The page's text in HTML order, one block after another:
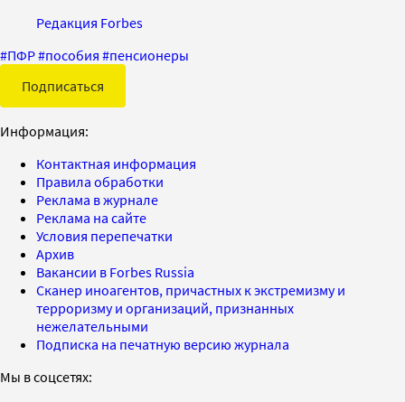
Редакция Forbes
#ПФР#пособия #пенсионеры
Подписаться
Информация:
Контактная информация
Правила обработки
Реклама в журнале
Реклама на сайте
Условия перепечатки
Архив
Вакансии в Forbes Russia
Сканер иноагентов, причастных к экстремизму и
терроризму и организаций, признанных
нежелательными
Подписка на печатную версию журнала
Мы в соцсетях: